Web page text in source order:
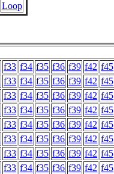
Loop
f33 f34 f35 f36 f39 f42 f45
f33 f34 f35 f36 f39 f42 f45
f33 f34 f35 f36 f39 f42 f45
f33 f34 f35 f36 f39 f42 f45
f33 f34 f35 f36 f39 f42 f45
f33 f34 f35 f36 f39 f42 f45
f33 f34 f35 f36 f39 f42 f45
f33 f34 f35 f36 f39 f42 f45